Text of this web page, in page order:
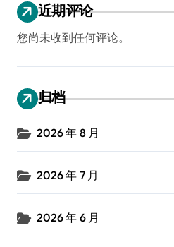
近期评论
您尚未收到任何评论。
归档
2026 年 8 月
2026 年 7 月
2026 年 6 月